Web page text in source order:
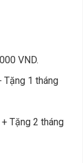
VND.
Tặng 1 tháng
Tặng 2 tháng